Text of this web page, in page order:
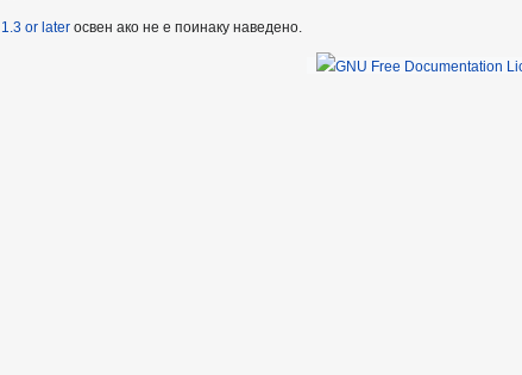
or later освен ако не е поинаку наведено.